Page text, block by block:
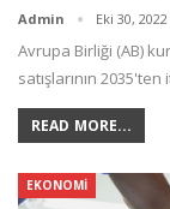
Admin Eki 30, 2022
Avrupa Birliği (AB)
satışlarının
READ MORE...
EKONOMI